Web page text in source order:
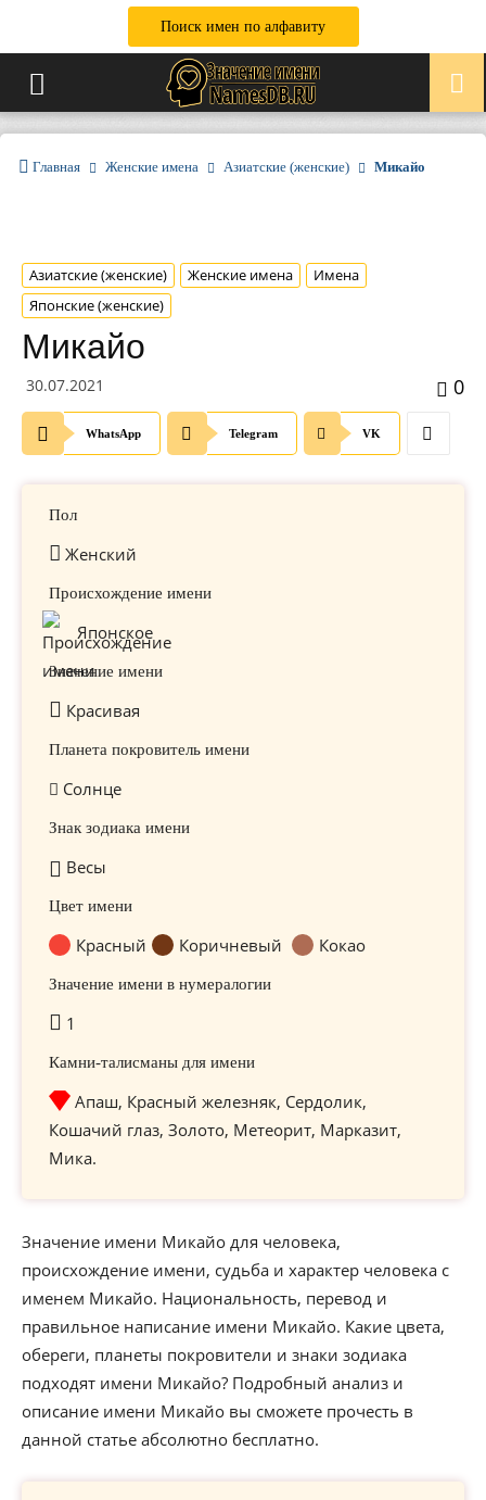
Поиск имен по алфавиту
Главная Женские имена Азиатские (женские) Микайо
Азиатские (женские) Женские имена
Имена
Японские (женские)
Микайо
30.07.2021 0
WhatsApp Telegram VK
Пол
Женский
Происхождение имени
Японское
Значение имени
Красивая
Планета покровитель имени
Солнце
Знак зодиака имени
Весы
Цвет имени
Красный Коричневый Кокао
Значение имени в нумералогии
1
Камни-талисманы для имени
Апаш, Красный железняк, Сердолик,
Кошачий глаз, Золото, Метеорит, Марказит,
Мика.
Значение имени Микайо для человека,
происхождение имени, судьба и характер человека с
именем Микайо. Национальность, перевод и
правильное написание имени Микайо. Какие цвета,
обереги, планеты покровители и знаки зодиака
подходят имени Микайо? Подробный анализ и
описание имени Микайо вы сможете прочесть в
данной статье абсолютно бесплатно.